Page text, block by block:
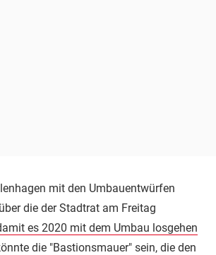
mit den Umbauentwürfen
die der Stadtrat am Freitag
es 2020 mit dem Umbau losgehen
die "Bastionsmauer" sein, die den